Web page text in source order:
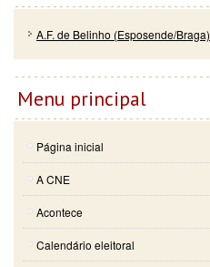
A.F. de Belinho (Esposende/Braga)
Menu principal
Página inicial
A CNE
Acontece
Calendário eleitoral